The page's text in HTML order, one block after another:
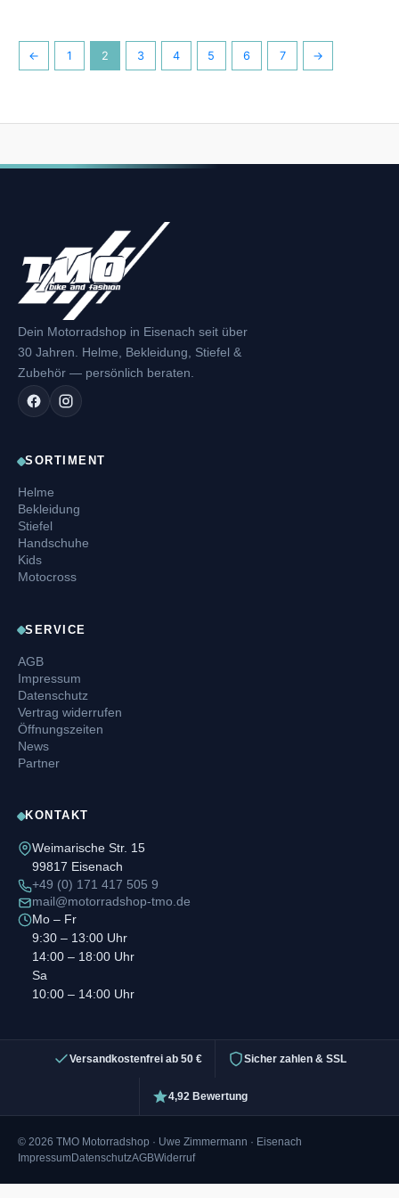
← 1 2 3 4 5 6 7 →
Dein Motorradshop in Eisenach seit über
30 Jahren. Helme, Bekleidung, Stiefel &
Zubehör — persönlich beraten.
SORTIMENT
Helme
Bekleidung
Stiefel
Handschuhe
Kids
Motocross
SERVICE
AGB
Impressum
Datenschutz
Vertrag widerrufen
Öffnungszeiten
News
Partner
KONTAKT
Weimarische Str. 15
99817 Eisenach
+49 (0) 171 417 505 9
mail@motorradshop-tmo.de
Mo – Fr
9:30 – 13:00 Uhr
14:00 – 18:00 Uhr
Sa
10:00 – 14:00 Uhr
Versandkostenfrei ab 50 € Sicher zahlen & SSL
4,92 Bewertung
© 2026 TMO Motorradshop · Uwe Zimmermann · Eisenach
ImpressumDatenschutzAGBWiderruf